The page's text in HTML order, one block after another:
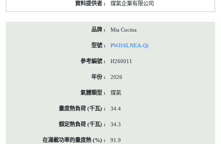
煤氣企業有限公司
Mia Cucina
PWJ16LNEA-Qi
H260011
2026
煤氣
34.4
34.3
91.9